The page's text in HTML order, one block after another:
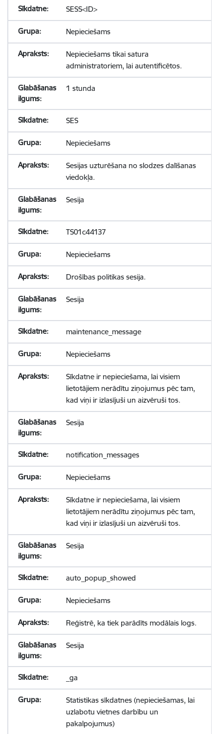
SESS<ID>
Nepieciešams
Nepieciešams tikai satura
administratoriem, lai autentificētos.
1 stunda
SES
Nepieciešams
Sesijas uzturēšana no slodzes dalīšanas
viedokļa.
Sesija
TS01c44137
Nepieciešams
Drošības politikas sesija.
Sesija
maintenance_message
Nepieciešams
Sīkdatne ir nepieciešama, lai visiem
lietotājiem nerādītu ziņojumus pēc tam,
kad viņi ir izlasījuši un aizvēruši tos.
Sesija
notification_messages
Nepieciešams
Sīkdatne ir nepieciešama, lai visiem
lietotājiem nerādītu ziņojumus pēc tam,
kad viņi ir izlasījuši un aizvēruši tos.
Sesija
auto_popup_showed
Nepieciešams
Reģistrē, ka tiek parādīts modālais logs.
Sesija
_ga
Statistikas sīkdatnes (nepieciešamas, lai
uzlabotu vietnes darbību un
pakalpojumus)